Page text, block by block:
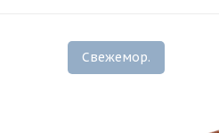
Свежемор.